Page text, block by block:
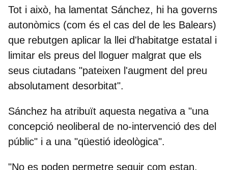
Tot i això, ha lamentat Sánchez, hi ha governs
autonòmics (com és el cas del de les Balears)
que rebutgen aplicar la llei d'habitatge estatal i
limitar els preus del lloguer malgrat que els
seus ciutadans "pateixen l'augment del preu
absolutament desorbitat".
Sánchez ha atribuït aquesta negativa a "una
concepció neoliberal de no-intervenció des del
públic" i a una "qüestió ideològica".
"No es poden permetre seguir com estan,